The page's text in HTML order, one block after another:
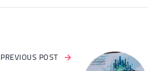
PREVIOUS POST